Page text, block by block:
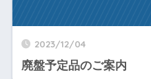
2023/12/04
廃盤予定品のご案内